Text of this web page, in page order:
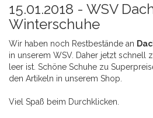
15.01.2018 - WSV
Winterschuhe
Wir haben noch Restbestände an
in unserem WSV. Daher jetzt schnell
leer ist. Schöne Schuhe zu
den Artikeln in unserem Shop.
Viel Spaß beim Durchklicken.